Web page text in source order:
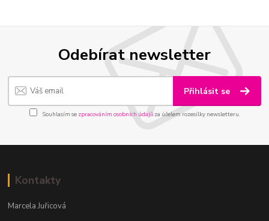
Odebírat newsletter
Přihlásit se
Souhlasím se zpracováním osobních údajůza účelem rozesílky newsletteru.
Kontakty
Marcela Juřicová